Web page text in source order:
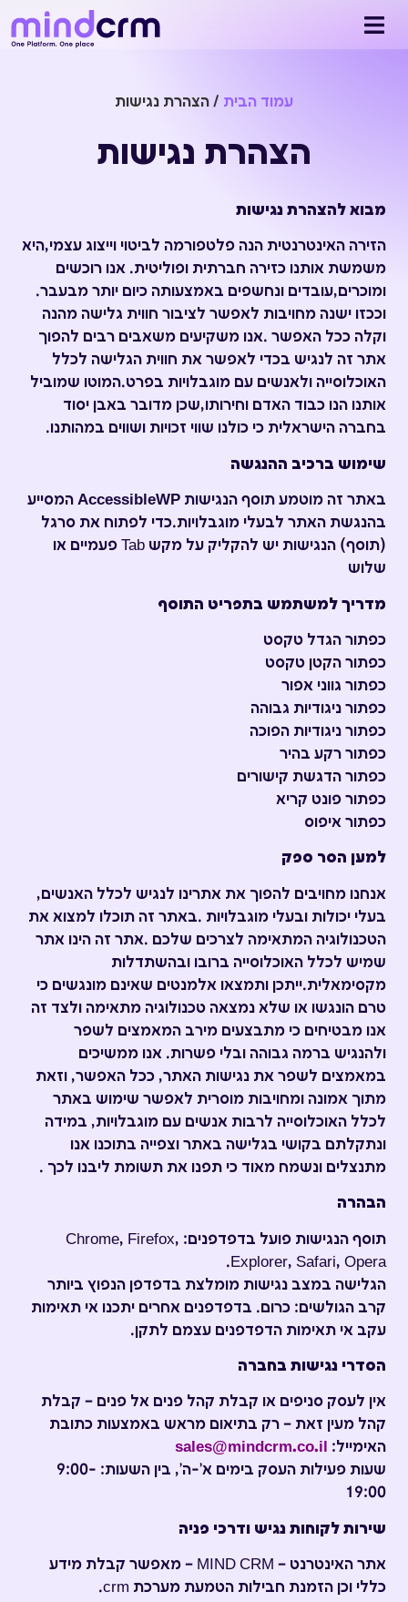
עמוד הבית / הצהרת נגישות
הצהרת נגישות
מבוא להצהרת נגישות
הזירה האינטרנטית הנה פלטפורמה לביטוי וייצוג עצמי,היא
משמשת אותנו כזירה חברתית ופוליטית. אנו רוכשים
ומוכרים,עובדים ונחשפים באמצעותה כיום יותר מבעבר.
וככזו ישנה מחויבות לאפשר לציבור חווית גלישה מהנה
וקלה ככל האפשר .אנו משקיעים משאבים רבים להפוך
אתר זה לנגיש בכדי לאפשר את חווית הגלישה לכלל
האוכלוסייה ולאנשים עם מוגבלויות בפרט.המוטו שמוביל
אותנו הנו כבוד האדם וחירותו,שכן מדובר באבן יסוד
בחברה הישראלית כי כולנו שווי זכויות ושווים במהותנו.
שימוש ברכיב ההנגשה
באתר זה מוטמע תוסף הנגישות AccessibleWP המסייע
בהנגשת האתר לבעלי מוגבלויות.כדי לפתוח את סרגל
(תוסף) הנגישות יש להקליק על מקש Tab פעמיים או
שלוש
מדריך למשתמש בתפריט התוסף
כפתור הגדל טקסט
כפתור הקטן טקסט
כפתור גווני אפור
כפתור ניגודיות גבוהה
כפתור ניגודיות הפוכה
כפתור רקע בהיר
כפתור הדגשת קישורים
כפתור פונט קריא
כפתור איפוס
למען הסר ספק
אנחנו מחויבים להפוך את אתרינו לנגיש לכלל האנשים,
בעלי יכולות ובעלי מוגבלויות .באתר זה תוכלו למצוא את
הטכנולוגיה המתאימה לצרכים שלכם .אתר זה הינו אתר
שמיש לכלל האוכלוסייה ברובו ובהשתדלות
מקסימאלית.ייתכן ותמצאו אלמנטים שאינם מונגשים כי
טרם הונגשו או שלא נמצאה טכנולוגיה מתאימה ולצד זה
אנו מבטיחים כי מתבצעים מירב המאמצים לשפר
ולהנגיש ברמה גבוהה ובלי פשרות. אנו ממשיכים
במאמצים לשפר את נגישות האתר, ככל האפשר, וזאת
מתוך אמונה ומחויבות מוסרית לאפשר שימוש באתר
לכלל האוכלוסייה לרבות אנשים עם מוגבלויות, במידה
ונתקלתם בקושי בגלישה באתר וצפייה בתוכנו אנו
מתנצלים ונשמח מאוד כי תפנו את תשומת ליבנו לכך .
הבהרה
תוסף הנגישות פועל בדפדפנים: Chrome, Firefox,
Explorer, Safari, Opera.
הגלישה במצב נגישות מומלצת בדפדפן הנפוץ ביותר
קרב הגולשים: כרום. בדפדפנים אחרים יתכנו אי תאימות
עקב אי תאימות הדפדפנים עצמם לתקן.
הסדרי נגישות בחברה
אין לעסק סניפים או קבלת קהל פנים אל פנים – קבלת
קהל מעין זאת – רק בתיאום מראש באמצעות כתובת
האימייל:
sales@mindcrm.co.il
שעות פעילות העסק בימים א'-ה', בין השעות: 9:00-
19:00
שירות לקוחות נגיש ודרכי פניה
אתר האינטרנט – MIND CRM – מאפשר קבלת מידע
כללי וכן הזמנת חבילות הטמעת מערכת crm.